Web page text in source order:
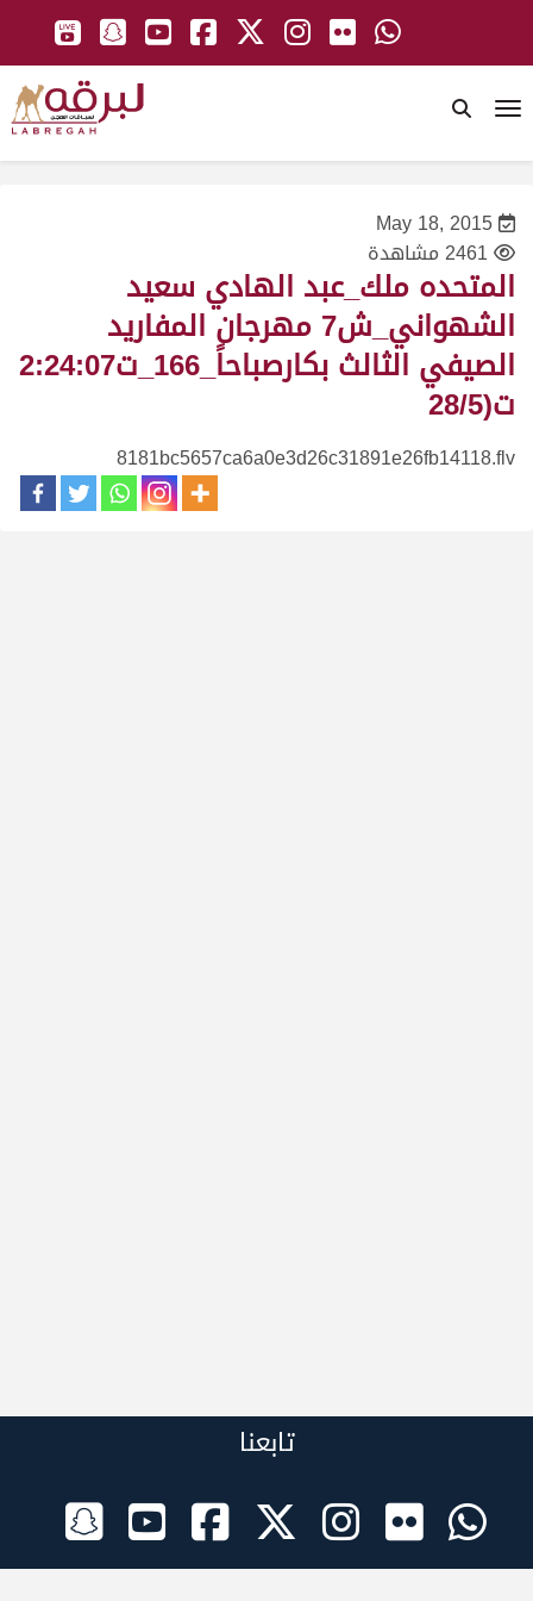
May 18, 2015
2461 مشاهدة
المتحده ملك_عبد الهادي سعيد
الشهواني_ش7 مهرجان المفاريد
الصيفي الثالث بكارصباحاً_166_ت2:24:07
ت(28/5
8181bc5657ca6a0e3d26c31891e26fb14118.flv
تابعنا